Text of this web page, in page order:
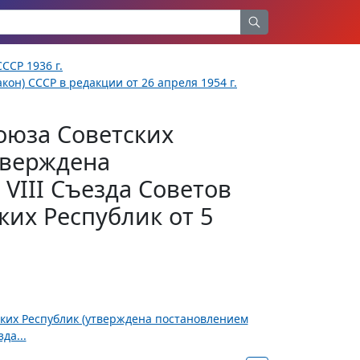
1936 г.
СССР в редакции от 26 апреля 1954 г.
Советских
Съезда Советов
Республик от 5
Республик (утверждена постановлением